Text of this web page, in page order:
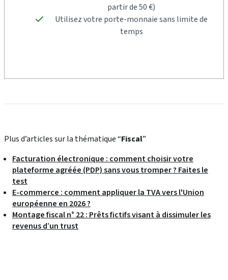
partir de 50 €)
Utilisez votre porte-monnaie sans limite de
temps
Plus d’articles sur la thématique “Fiscal”
Facturation électronique : comment choisir votre
plateforme agréée (PDP) sans vous tromper ? Faites le
test
E-commerce : comment appliquer la TVA vers l'Union
européenne en 2026 ?
Montage fiscal n° 22 : Prêts fictifs visant à dissimuler les
revenus d’un trust